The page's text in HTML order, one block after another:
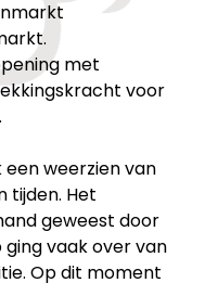
met
voor
weerzien van
tijden. Het
geweest door
vaak over van
Op dit moment